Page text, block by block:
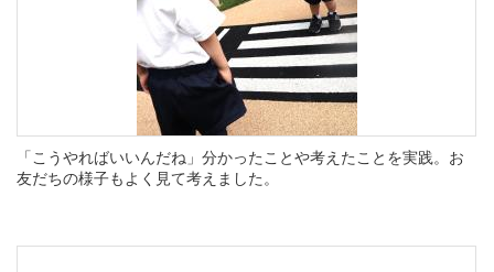
「こうやればいいんだね」分かったことや考えたことを実践。お
友だちの様子もよく見て考えました。